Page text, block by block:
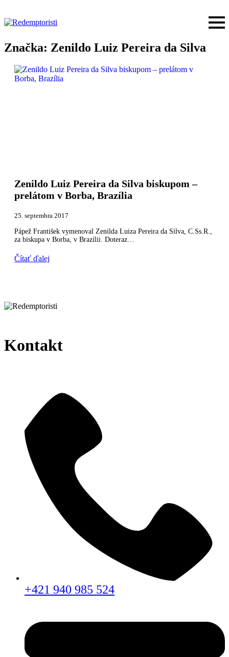
Značka: Zenildo Luiz Pereira da Silva
Zenildo Luiz Pereira da Silva biskupom –
prelátom v Borba, Brazília
25. septembra 2017
Pápež František vymenoval Zenilda Luiza Pereira da Silva, C.Ss.R.,
za biskupa v Borba, v Brazílii. Doteraz…
Čítať ďalej
Kontakt
+421 940 985 524